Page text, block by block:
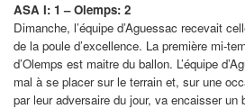
ASA I: 1 – Olemps: 2
Dimanche, l’équipe d’Aguessac recevait
de la poule d’excellence. La première mi-
d’Olemps est maitre du ballon. L’équipe
mal à se placer sur le terrain et, sur une
par leur adversaire du jour, va encaisser un